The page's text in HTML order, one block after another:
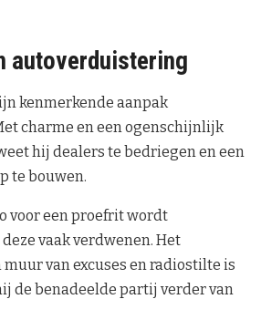
autoverduistering
kenmerkende aanpak
charme en een ogenschijnlijk
hij dealers te bedriegen en een
te bouwen.
voor een proefrit wordt
vaak verdwenen. Het
van excuses en radiostilte is
de benadeelde partij verder van